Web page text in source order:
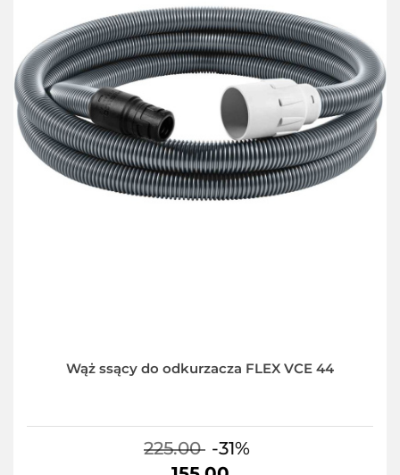
Wąż ssący do odkurzacza FLEX VCE 44
225.00 -31%